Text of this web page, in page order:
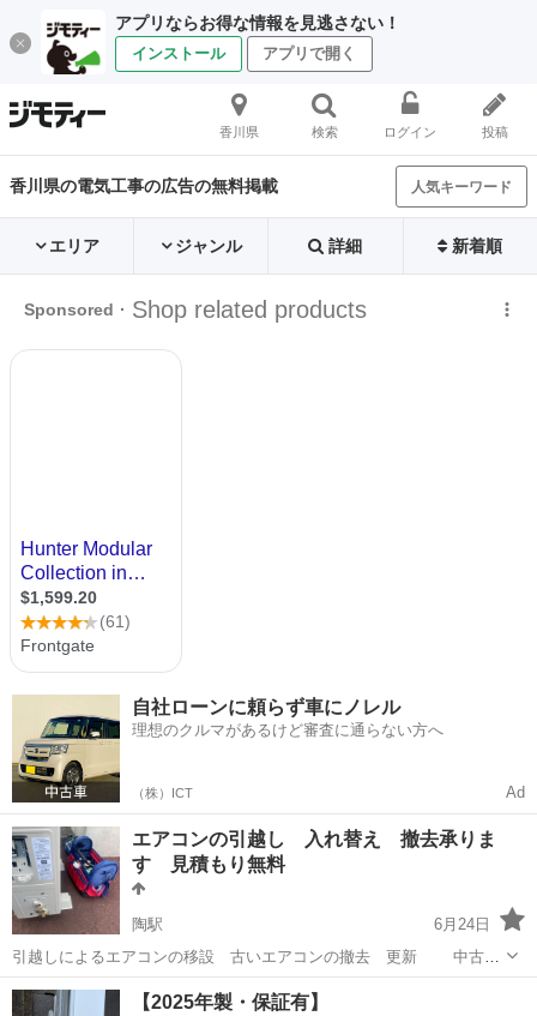
アプリならお得な情報を見逃さない！
インストール アプリで開く
香川県 検索 ログイン 投稿
香川県の電気工事の広告の無料掲載 人気キーワード
エリア ジャンル 詳細 新着順
自社ローンに頼らず車にノレル
理想のクルマがあるけど審査に通らない方へ
（株）ICT Ad
エアコンの引越し 入れ替え 撤去承りま
す 見積もり無料
陶駅
6月24日
引越しによるエアコンの移設 古いエアコンの撤去 更新 中古の
エアコンの取り付け 壁面などに付いている他所で断られた工事大歓
迎です 見積もり無料 工事保険加入済み 今年は材料の出荷調整
香川 綾歌郡 電気工事
【2025年製・保証有】